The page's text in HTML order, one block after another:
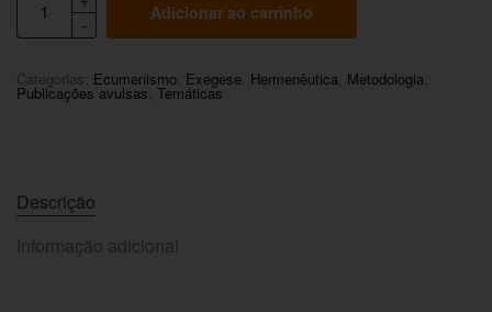
Adicionar ao carrinho
Categorias: Ecumenismo Exegese Hermenêutica Metodologia
Publicações avulsas Temáticas
Descrição
Informação adicional